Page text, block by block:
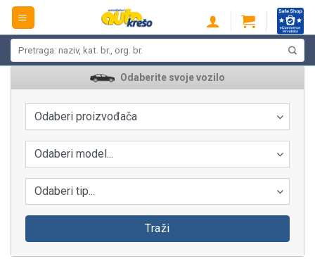
Skip
content
Odaberite svoje vozilo
Odaberi proizvođača
Odaberi model...
Odaberi tip...
Traži